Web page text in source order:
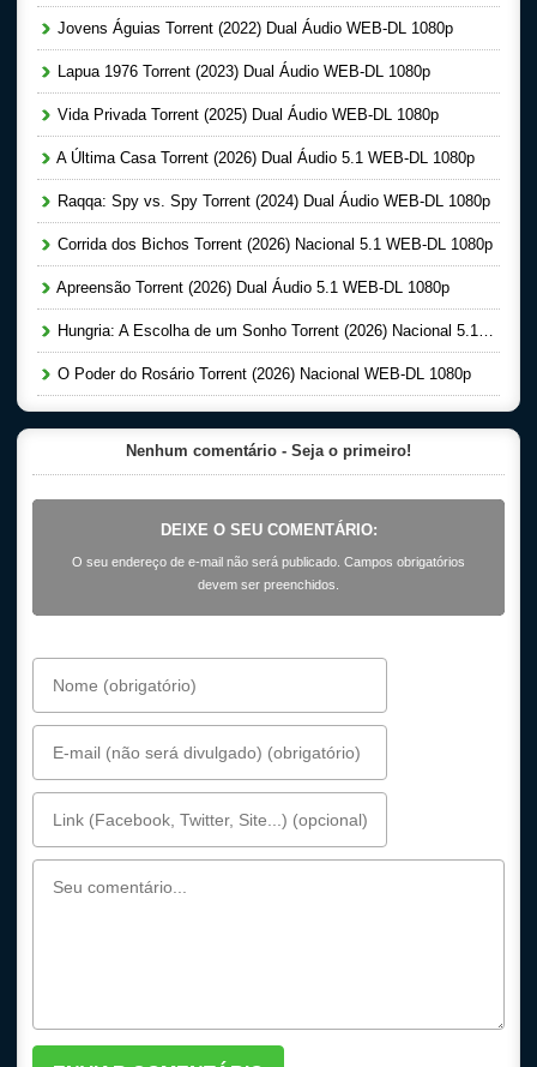
Jovens Águias Torrent (2022) Dual Áudio WEB-DL 1080p
Lapua 1976 Torrent (2023) Dual Áudio WEB-DL 1080p
Vida Privada Torrent (2025) Dual Áudio WEB-DL 1080p
A Última Casa Torrent (2026) Dual Áudio 5.1 WEB-DL 1080p
Raqqa: Spy vs. Spy Torrent (2024) Dual Áudio WEB-DL 1080p
Corrida dos Bichos Torrent (2026) Nacional 5.1 WEB-DL 1080p
Apreensão Torrent (2026) Dual Áudio 5.1 WEB-DL 1080p
Hungria: A Escolha de um Sonho Torrent (2026) Nacional 5.1 WEB-DL 1080p
O Poder do Rosário Torrent (2026) Nacional WEB-DL 1080p
Nenhum comentário - Seja o primeiro!
DEIXE O SEU COMENTÁRIO:
O seu endereço de e-mail não será publicado. Campos obrigatórios
devem ser preenchidos.